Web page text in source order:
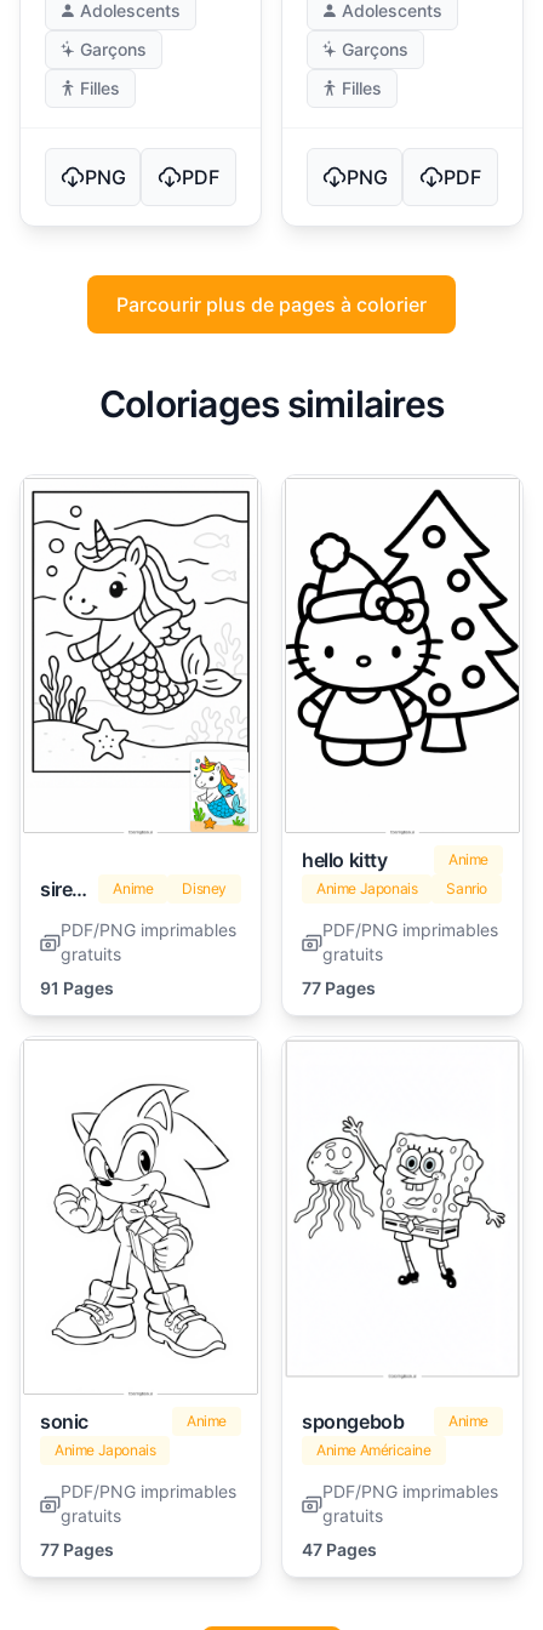
Adolescents
Garçons
Filles
PNG PDF
Adolescents
Garçons
Filles
PNG PDF
Parcourir plus de pages à colorier
Coloriages similaires
sirene Anime Disney
PDF/PNG imprimables
gratuits
91 Pages
hello kitty
Anime
Anime Japonais
Sanrio
PDF/PNG imprimables
gratuits
77 Pages
sonic
Anime
Anime Japonais
PDF/PNG imprimables
gratuits
77 Pages
spongebob
Anime
Anime Américaine
PDF/PNG imprimables
gratuits
47 Pages